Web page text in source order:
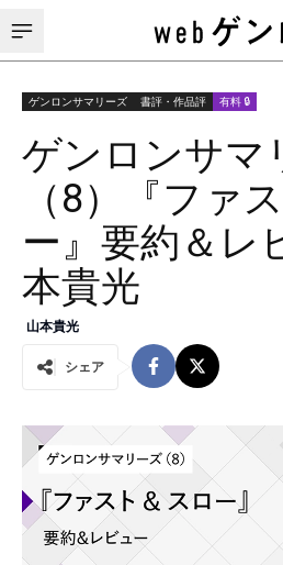
ゲンロンサマリーズ 書評・作品評 有料 🔒
ゲンロンサマ
（8）『ファ
ー』要約＆レ
本貴光
山本貴光
シェア